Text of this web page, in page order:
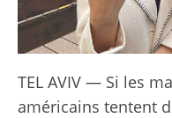
TEL AVIV — Si les
américains tentent